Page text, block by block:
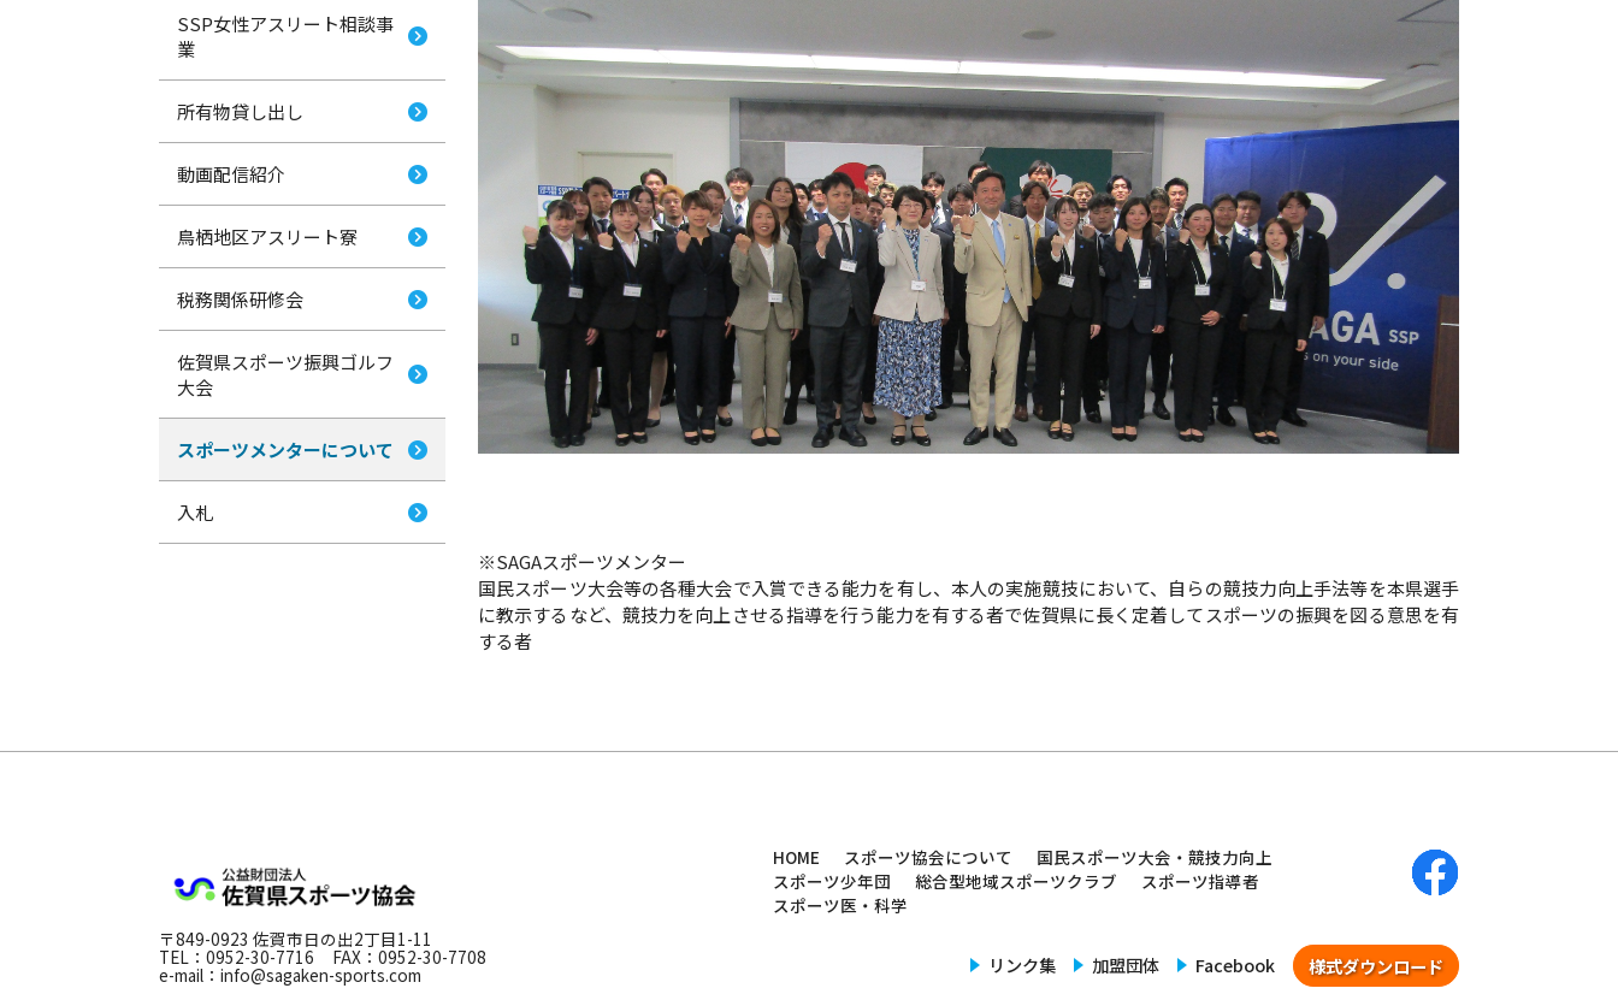
※SAGAスポーツメンター
国民スポーツ大会等の各種大会で入賞できる能力を有し、本人の実施競技において、自らの競技力向上手法等を本県選手
に教示するなど、競技力を向上させる指導を行う能力を有する者で佐賀県に長く定着してスポーツの振興を図る意思を有
する者
SSP女性アスリート相談事
業
所有物貸し出し
動画配信紹介
鳥栖地区アスリート寮
税務関係研修会
佐賀県スポーツ振興ゴルフ
大会
スポーツメンターについて
入札
〒849-0923 佐賀市日の出2丁目1-11
TEL：0952-30-7716 FAX：0952-30-7708
e-mail：info@sagaken-sports.com
HOME スポーツ協会について
国民スポーツ大会・競技力向上
スポーツ少年団
総合型地域スポーツクラブ
スポーツ指導者
スポーツ医・科学
リンク集 加盟団体 Facebook 様式ダウンロード